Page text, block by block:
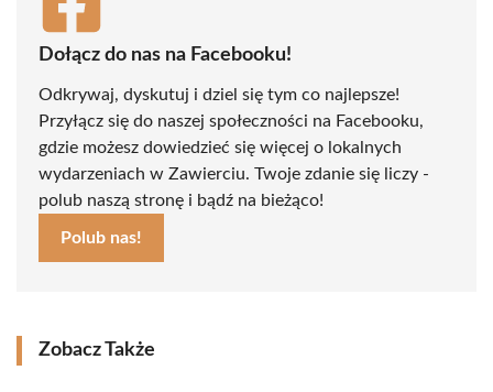
Dołącz do nas na Facebooku!
Odkrywaj, dyskutuj i dziel się tym co najlepsze!
Przyłącz się do naszej społeczności na Facebooku,
gdzie możesz dowiedzieć się więcej o lokalnych
wydarzeniach w Zawierciu. Twoje zdanie się liczy -
polub naszą stronę i bądź na bieżąco!
Polub nas!
Zobacz Także